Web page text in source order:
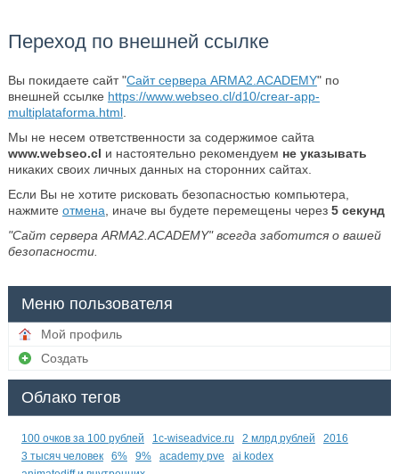
Переход по внешней ссылке
Вы покидаете сайт "Сайт сервера ARMA2.ACADEMY" по
внешней ссылке https://www.webseo.cl/d10/crear-app-
multiplataforma.html.
Мы не несем ответственности за содержимое сайта
www.webseo.cl и настоятельно рекомендуем не указывать
никаких своих личных данных на сторонних сайтах.
Если Вы не хотите рисковать безопасностью компьютера,
нажмите отмена , иначе вы будете перемещены через 5секунд
"Сайт сервера ARMA2.ACADEMY" всегда заботится о вашей
безопасности.
Меню пользователя
Мой профиль
Создать
Облако тегов
100 очков за 100 рублей 1c-wiseadvice.ru 2 млрд рублей
2016
3 тысяч человек
6% 9% academy pve
ai kodex